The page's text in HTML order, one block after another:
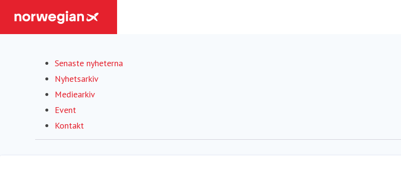
Senaste nyheterna
Nyhetsarkiv
Mediearkiv
Event
Kontakt